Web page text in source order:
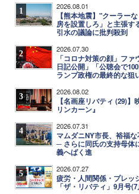
1 2026.08.01
【熊本地震】"クーラー
房を設置しろ」と主張す
引水の議論に批判殺到
2 2026.07.30
「コロナ対策の顔」フ
日記公開」「公聴会で
ランプ政権の最終的な狙
3 2026.08.02
【名画座リバティ (29)
リンカーン』
4 2026.07.31
マムダニNY市長、裕福
─ さらに同氏の支持母体
義へばく進
5 2026.07.27
疲労・人間関係・プレ
「ザ・リバティ」9月号